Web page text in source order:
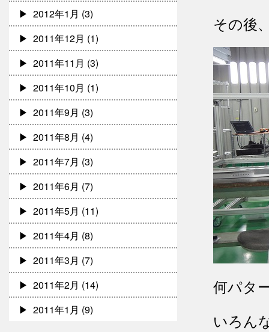
その後
何パタ
いろん
2012年1月 (3)
2011年12月 (1)
2011年11月 (3)
2011年10月 (1)
2011年9月 (3)
2011年8月 (4)
2011年7月 (3)
2011年6月 (7)
2011年5月 (11)
2011年4月 (8)
2011年3月 (7)
2011年2月 (14)
2011年1月 (9)